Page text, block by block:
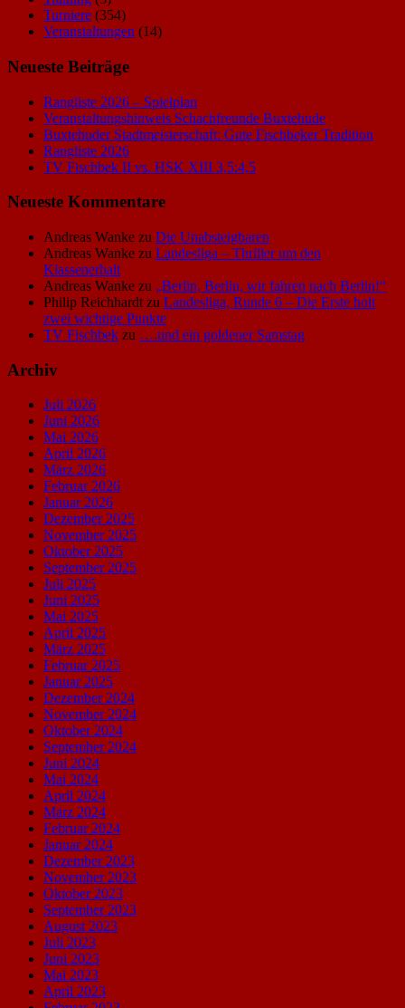
Turniere (354)
Veranstaltungen (14)
Neueste Beiträge
Rangliste 2026 – Spielplan
Veranstaltungshinweis Schachfreunde Buxtehude
Buxtehuder Stadtmeisterschaft: Gute Fischbeker Tradition
Rangliste 2026
TV Fischbek II vs. HSK XIII 3,5:4,5
Neueste Kommentare
Andreas Wanke zu Die Unabsteigbaren
Andreas Wanke zu Landesliga – Thriller um den
Klassenerhalt
Andreas Wanke zu „Berlin, Berlin, wir fahren nach Berlin!“
Philip Reichhardt zu Landesliga, Runde 6 – Die Erste holt
zwei wichtige Punkte
TV Fischbek zu ….und ein goldener Samstag
Archiv
Juli 2026
Juni 2026
Mai 2026
April 2026
März 2026
Februar 2026
Januar 2026
Dezember 2025
November 2025
Oktober 2025
September 2025
Juli 2025
Juni 2025
Mai 2025
April 2025
März 2025
Februar 2025
Januar 2025
Dezember 2024
November 2024
Oktober 2024
September 2024
Juni 2024
Mai 2024
April 2024
März 2024
Februar 2024
Januar 2024
Dezember 2023
November 2023
Oktober 2023
September 2023
August 2023
Juli 2023
Juni 2023
Mai 2023
April 2023